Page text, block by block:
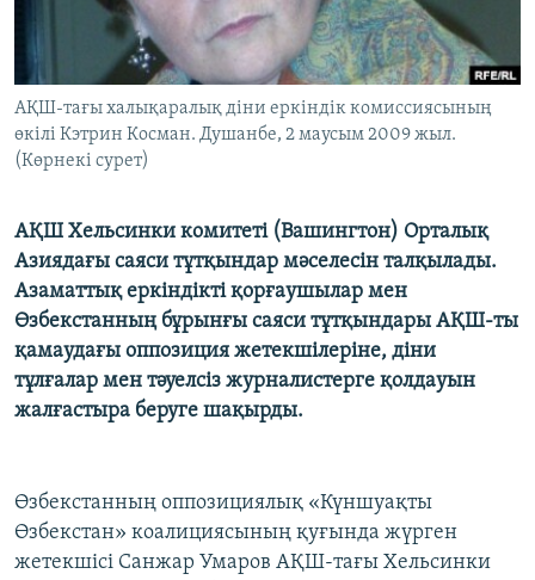
Басқа тілдерде
АҚШ-тағы халықаралық діни еркіндік комиссиясының
өкілі Кэтрин Косман. Душанбе, 2 маусым 2009 жыл.
(Көрнекі сурет)
АҚШ Хельсинки комитеті (Вашингтон) Орталық
Азиядағы саяси тұтқындар мәселесін талқылады.
Азаматтық еркіндікті қорғаушылар мен
Өзбекстанның бұрынғы саяси тұтқындары АҚШ-ты
қамаудағы оппозиция жетекшілеріне, діни
тұлғалар мен тәуелсіз журналистерге қолдауын
жалғастыра беруге шақырды.
Өзбекстанның оппозициялық «Күншуақты
Өзбекстан» коалициясының қуғында жүрген
жетекшісі Санжар Умаров АҚШ-тағы Хельсинки